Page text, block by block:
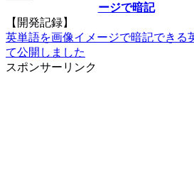
ージで暗記
【開発記録】
英単語を画像イメージで暗記できる
て公開しました
スポンサーリンク